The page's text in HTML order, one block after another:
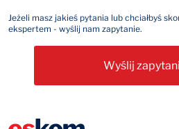
Jeżeli masz jakieś pytania lub chciałbyś
ekspertem - wyślij nam zapytanie.
Wyślij